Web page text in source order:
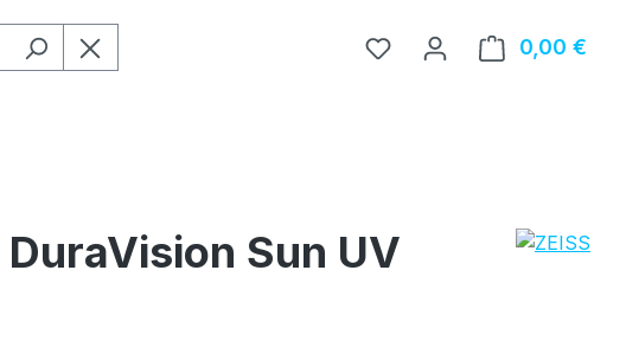
0,00 €
Sun UV